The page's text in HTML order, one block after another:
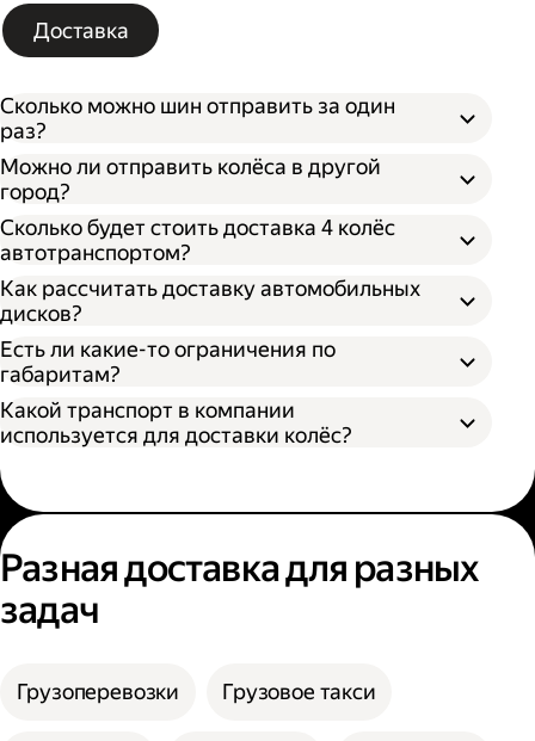
Доставка
Сколько можно шин отправить за один
раз?
Можно ли отправить колёса в другой
город?
Открыть приложение Яндекс Go или
сайт
Выбрать подходящий тариф;
Ввести данные в поля «Откуда» и «Куда»;
Ввести контакты получателя и
отправителя;
Подтвердить заказ.
Сколько будет стоить доставка 4 колёс
автотранспортом?
Как рассчитать доставку автомобильных
дисков?
В приложении Яндекс Go;
На сайте Яндекс Доставки.
Выберите тариф;
Введите необходимую информацию;
Укажите, нужны ли дополнительные
Выберите способ оплаты.
Есть ли какие-то ограничения по
габаритам?
Диаметр не более 200 см, если выбрана
Высота не более 100 см.
см при выборе помощи одного грузчика, а
Какой транспорт в компании
используется для доставки колёс?
Разная доставка для разных
задач
Грузоперевозки Грузовое такси